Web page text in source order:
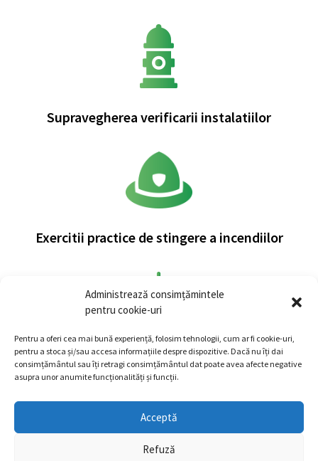
Administrează consimțămintele
pentru cookie-uri
Pentru a oferi cea mai bună experiență, folosim tehnologii, cum ar fi cookie-uri,
pentru a stoca și/sau accesa informațiile despre dispozitive. Dacă nu îți dai
consimțământul sau îți retragi consimțământul dat poate avea afecte negative
asupra unor anumite funcționalități și funcții.
Acceptă
Refuză
Supravegherea verificarii instalatiilor
Exercitii practice de stingere a incendiilor
Exercitii de alarmare si actionare corecta
Politica de confidențialitate/Termeni și condiții/
Politica de utilizare cookie